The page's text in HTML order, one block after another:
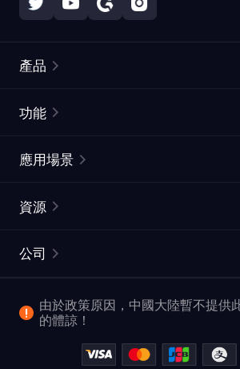
產品
靜態住宅代理
網頁擷取 API
視頻下載 API
功能
ISP代理
ProxySite
應用場景
市場研究
爬行和索引
查看所有使用案例
資源
常見問題解答
位置
公司
企業服務
反洗錢合規計劃
由於政策原因，中國大陸暫不提供
的體諒！